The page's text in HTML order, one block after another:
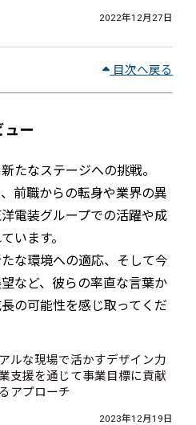
2022年12月27日
目次へ戻る
ュー
たなステージへの挑戦。
前職からの転身や業界の異
電装グループでの活躍や成
います。
な環境への適応、そして今
など、彼らの率直な言葉か
の可能性を感じ取ってくだ
ルな現場で活かすデザイン力
支援を通じて事業目標に貢献
アプローチ
2023年12月19日